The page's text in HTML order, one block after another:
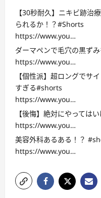
【30秒耐久】ニキビ跡治
られるか！？#Shorts
https://www.you…
ダーマペンで毛穴の黒ず
https://www.you…
【個性派】超ロングでサ
すぎる#shorts
https://www.you…
【後悔】絶対にやっては
https://www.you…
美容外科あるある！？
https://www.you…